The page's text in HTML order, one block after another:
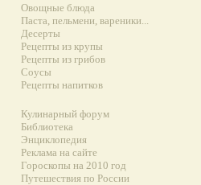
Овощные блюда
Паста, пельмени, вареники...
Десерты
Рецепты из крупы
Рецепты из грибов
Соусы
Рецепты напитков
Кулинарный форум
Библиотека
Энциклопедия
Реклама на сайте
Гороскопы на 2010 год
Путешествия по России